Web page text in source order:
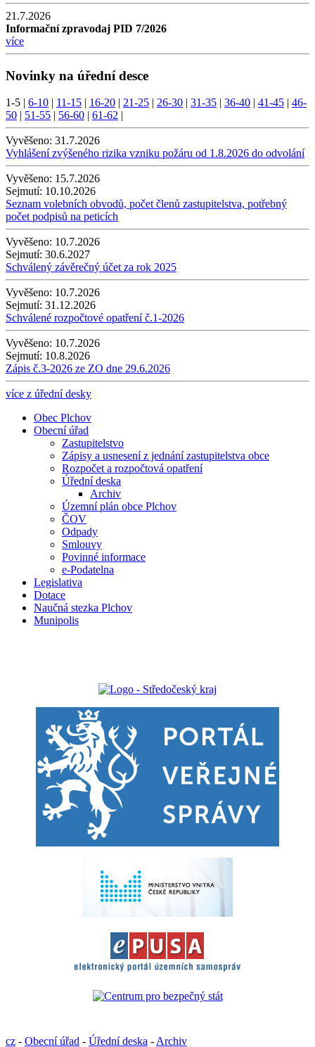
21.7.2026
Informační zpravodaj PID 7/2026
více
Novinky na úřední desce
1-5 6-10 11-15 16-20 21-25 26-30 31-35 36-40 41-45
46-
50
51-55 56-60 61-62
Vyvěšeno: 31.7.2026
Vyhlášení zvýšeného rizika vzniku požáru od 1.8.2026 do odvolání
Vyvěšeno: 15.7.2026
Sejmutí: 10.10.2026
Seznam volebních obvodů, počet členů zastupitelstva, potřebný
počet podpisů na peticích
Vyvěšeno: 10.7.2026
Sejmutí: 30.6.2027
Schválený závěrečný účet za rok 2025
Vyvěšeno: 10.7.2026
Sejmutí: 31.12.2026
Schválené rozpočtové opatření č.1-2026
Vyvěšeno: 10.7.2026
Sejmutí: 10.8.2026
Zápis č.3-2026 ze ZO dne 29.6.2026
více z úřední desky
Obec Plchov
Obecní úřad
Zastupitelstvo
Zápisy a usnesení z jednání zastupitelstva obce
Rozpočet a rozpočtová opatření
Úřední deska
Archiv
Územní plán obce Plchov
ČOV
Odpady
Smlouvy
Povinné informace
e-Podatelna
Legislativa
Dotace
Naučná stezka Plchov
Munipolis
cz - Obecní úřad - Úřední deska - Archiv